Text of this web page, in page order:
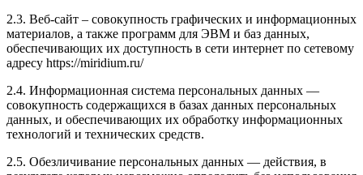
2.3. Веб-сайт – совокупность графических и информационных
материалов, а также программ для ЭВМ и баз данных,
обеспечивающих их доступность в сети интернет по сетевому
адресу https://miridium.ru/
2.4. Информационная система персональных данных —
совокупность содержащихся в базах данных персональных
данных, и обеспечивающих их обработку информационных
технологий и технических средств.
2.5. Обезличивание персональных данных — действия, в